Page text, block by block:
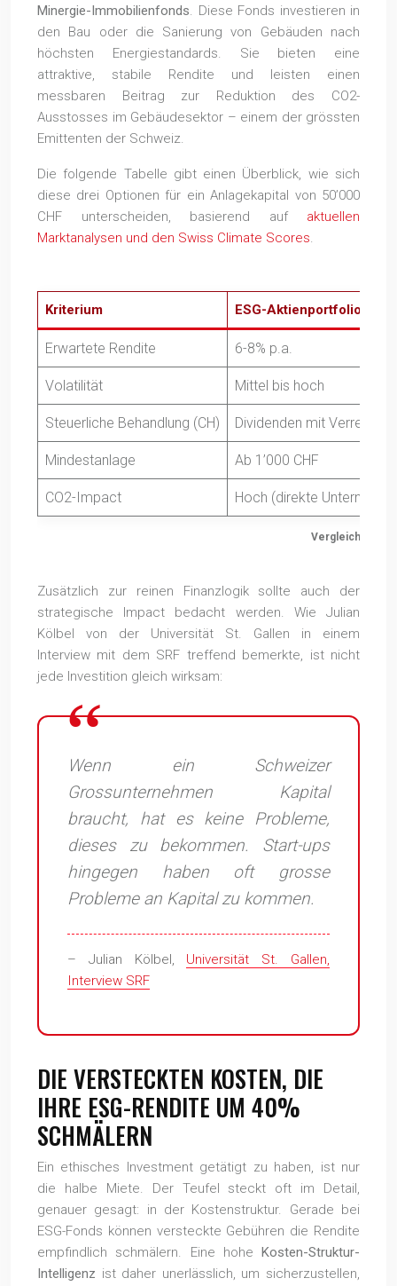
Minergie-Immobilienfonds. Diese Fonds investieren in
den Bau oder die Sanierung von Gebäuden nach
höchsten Energiestandards. Sie bieten eine
attraktive, stabile Rendite und leisten einen
messbaren Beitrag zur Reduktion des CO2-
Ausstosses im Gebäudesektor – einem der grössten
Emittenten der Schweiz.
Die folgende Tabelle gibt einen Überblick, wie sich
diese drei Optionen für ein Anlagekapital von 50’000
CHF unterscheiden, basierend auf aktuellen
Marktanalysen und den Swiss Climate Scores.
Vergleich:
Kriterium ESG-Aktienportfolio
Erwartete Rendite 6-8% p.a.
Volatilität Mittel bis hoch
Steuerliche Behandlung (CH) Dividenden mit
Mindestanlage Ab 1’000 CHF
CO2-Impact Hoch (direkte
Zusätzlich zur reinen Finanzlogik sollte auch der
strategische Impact bedacht werden. Wie Julian
Kölbel von der Universität St. Gallen in einem
Interview mit dem SRF treffend bemerkte, ist nicht
jede Investition gleich wirksam:
Wenn ein Schweizer
Grossunternehmen Kapital
braucht, hat es keine Probleme,
dieses zu bekommen. Start-ups
hingegen haben oft grosse
Probleme an Kapital zu kommen.
– Julian Kölbel, Universität St. Gallen,
Interview SRF
DIE VERSTECKTEN KOSTEN, DIE
IHRE ESG-RENDITE UM 40%
SCHMÄLERN
Ein ethisches Investment getätigt zu haben, ist nur
die halbe Miete. Der Teufel steckt oft im Detail,
genauer gesagt: in der Kostenstruktur. Gerade bei
ESG-Fonds können versteckte Gebühren die Rendite
empfindlich schmälern. Eine hohe Kosten-Struktur-
Intelligenz ist daher unerlässlich, um sicherzustellen,